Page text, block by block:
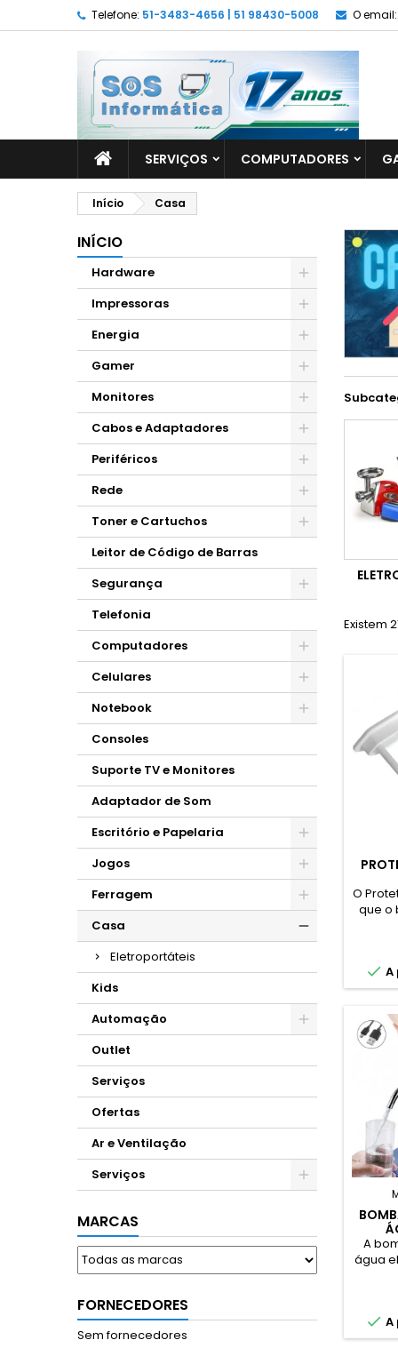
Telefone: 51-3483-4656 | 51 98430-5008 O email:
SERVIÇOS COMPUTADORES
Início Casa
INÍCIO
Hardware
Impressoras
Energia
Gamer
Monitores
Cabos e Adaptadores
Periféricos
Rede
Toner e Cartuchos
Leitor de Código de Barras
Segurança
Telefonia
Computadores
Celulares
Notebook
Consoles
Suporte TV e Monitores
Adaptador de Som
Escritório e Papelaria
Jogos
Ferragem
Casa
Eletroportáteis
Kids
Automação
Outlet
Serviços
Ofertas
Ar e Ventilação
Serviços
MARCAS
FORNECEDORES
Sem fornecedores
Existem
O
que o
são
cor
as
 A
A
água
é
 A